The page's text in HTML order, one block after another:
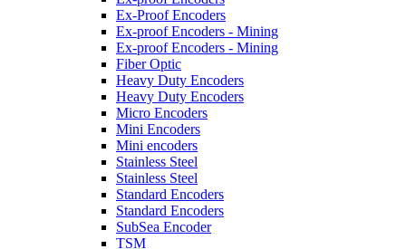
Ex-Proof Encoders
Ex-proof Encoders - Mining
Ex-proof Encoders - Mining
Fiber Optic
Heavy Duty Encoders
Heavy Duty Encoders
Micro Encoders
Mini Encoders
Mini encoders
Stainless Steel
Stainless Steel
Standard Encoders
Standard Encoders
SubSea Encoder
TSM